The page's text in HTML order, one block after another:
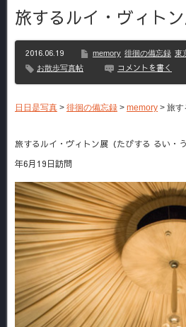
旅するルイ・ヴィト
2016.06.19 memory 徘徊の備忘録 東
お散歩写真帖
コメントを書く
日日是写真 > 徘徊の備忘録 > memory > 旅
旅するルイ・ヴィトン展（たびする るい
年6月19日訪問